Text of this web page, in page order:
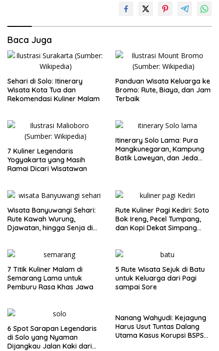
Baca Juga
Sehari di Solo: Itinerary
Wisata Kota Tua dan
Rekomendasi Kuliner Malam
Panduan Wisata Keluarga ke
Bromo: Rute, Biaya, dan Jam
Terbaik
7 Kuliner Legendaris
Yogyakarta yang Masih
Ramai Dicari Wisatawan
Itinerary Solo Lama: Pura
Mangkunegaran, Kampung
Batik Laweyan, dan Jeda
Wisata Banyuwangi Sehari:
Rute Kawah Wurung,
Djawatan, hingga Senja di
Rute Kuliner Pagi Kediri: Soto
Bok Ireng, Pecel Tumpang,
dan Kopi Dekat Simpang
7 Titik Kuliner Malam di
Semarang Lama untuk
Pemburu Rasa Khas Jawa
5 Rute Wisata Sejuk di Batu
untuk Keluarga dari Pagi
sampai Sore
6 Spot Sarapan Legendaris
di Solo yang Nyaman
Dijangkau Jalan Kaki dari
Nanang Wahyudi: Kejagung
Harus Usut Tuntas Dalang
Utama Kasus Korupsi BSPS